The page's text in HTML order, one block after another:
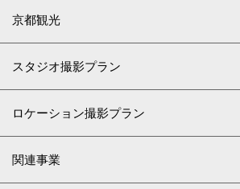
京都観光
スタジオ撮影プラン
ロケーション撮影プラン
関連事業